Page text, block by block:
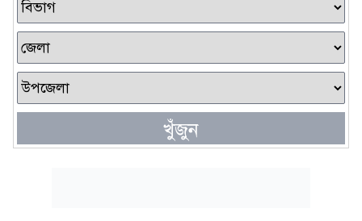
খুঁজুন